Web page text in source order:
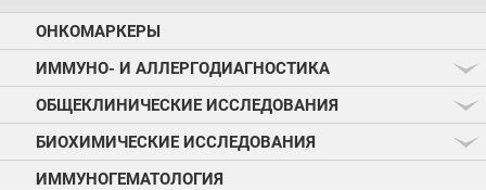
ОНКОМАРКЕРЫ
ИММУНО- И АЛЛЕРГОДИАГНОСТИКА
ОБЩЕКЛИНИЧЕСКИЕ ИССЛЕДОВАНИЯ
БИОХИМИЧЕСКИЕ ИССЛЕДОВАНИЯ
ИММУНОГЕМАТОЛОГИЯ